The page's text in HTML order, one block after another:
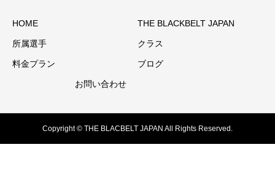
HOME THE BLACKBELT JAPAN
所属選手 クラス
料金プラン ブログ
お問い合わせ
Copyright © THE BLACBELT JAPAN All Rights Reserved.